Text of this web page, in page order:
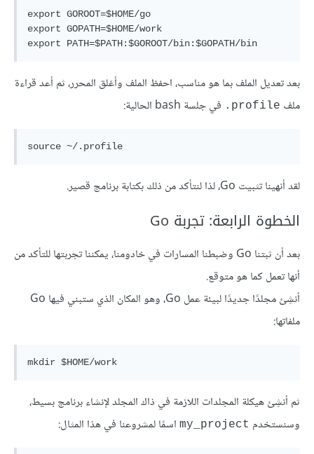
export GOROOT=$HOME/go
export GOPATH=$HOME/work
export PATH=$PATH:$GOROOT/bin:$GOPATH/bin
بعد تعديل الملف بما هو مناسب، احفظ الملف وأغلق المحرر، ثم أعد قراءة
ملف ‎.profile في جلسة bash الحالية:
source ~/.profile
لقد أنهينا تثبيت Go، لذا لنتأكد من ذلك بكتابة برنامج قصير.
الخطوة الرابعة: تجربة Go
بعد أن ثبتنا Go وضبطنا المسارات في خادومنا، يمكننا تجربتها للتأكد من
أنها تعمل كما هو متوقع.
أنشِئ مجلدًا جديدًا لبيئة عمل Go، وهو المكان الذي ستبني فيها Go
ملفاتها:
mkdir $HOME/work
ثم أنشِئ هيكلة المجلدات اللازمة في ذاك المجلد لإنشاء برنامج بسيط،
وسنستخدم my_project اسمًا لمشروعنا في هذا المثال: